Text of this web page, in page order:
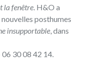
la fenêtre. H&O a
posthumes
insupportable, dans
06 30 08 42 14.